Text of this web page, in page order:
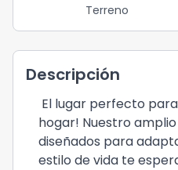
Terreno
Descripción
El lugar perfecto
hogar! Nuestro
diseñados para
estilo de vida te